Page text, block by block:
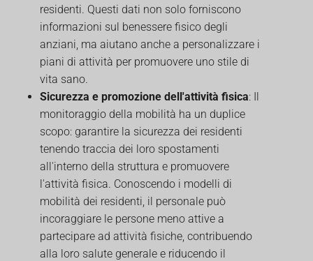
residenti. Questi dati non solo forniscono
informazioni sul benessere fisico degli
anziani, ma aiutano anche a personalizzare i
piani di attività per promuovere uno stile di
vita sano.
Sicurezza e promozione dell'attività fisica: Il
monitoraggio della mobilità ha un duplice
scopo: garantire la sicurezza dei residenti
tenendo traccia dei loro spostamenti
all'interno della struttura e promuovere
l'attività fisica. Conoscendo i modelli di
mobilità dei residenti, il personale può
incoraggiare le persone meno attive a
partecipare ad attività fisiche, contribuendo
alla loro salute generale e riducendo il